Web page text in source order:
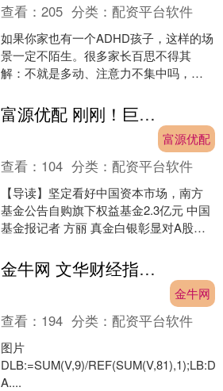
查看：205 分类：配资平台软件
如果你家也有一个ADHD孩子，这样的场
景一定不陌生。很多家长百思不得其
解：不就是多动、注意力不集中吗，怎
惯的，还是故意的？ 答.... 富源优配 刚刚！巨头官宣大手笔自购：23亿元！_南方基金_投资_资金
富源优配
查看： 104 分类：配资平台软件
【导读】坚定看好中国资本市场，南方
基金公告自购旗下权益基金2.3亿元 中国
基金报记者 方丽 真金白银彰显对A股的
们出手了....
金牛网 文华财经指标公式赢顺云指标公式源码期货指标之王
金牛网
查看： 194 分类：配资平台软件
图片
DLB:=SUM(V,9)/
A....